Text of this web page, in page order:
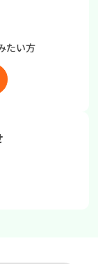
たい方